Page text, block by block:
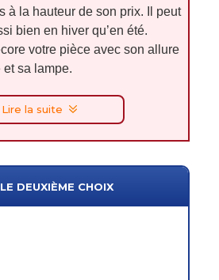
à la hauteur de son prix. Il peut
bien en hiver qu’en été.
votre pièce avec son allure
sa lampe.
Lire la suite
LE DEUXIÈME CHOIX